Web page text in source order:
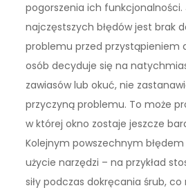
pogorszenia ich funkcjonalności.
najczęstszych błędów jest brak
problemu przed przystąpieniem
osób decyduje się na
zawiasów lub okuć, nie
przyczyną problemu. To może
w której okno zostaje jeszcze
Kolejnym powszechnym błędem
użycie narzędzi – na przykład
siły podczas dokręcania śrub,